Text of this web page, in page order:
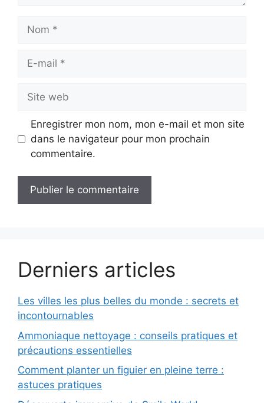
mail
web
Enregistrer mon nom, mon e-mail et mon site
dans le navigateur pour mon prochain
commentaire.
Derniers articles
Les villes les plus belles du monde : secrets et
incontournables
Ammoniaque nettoyage : conseils pratiques et
précautions essentielles
Comment planter un figuier en pleine terre :
astuces pratiques